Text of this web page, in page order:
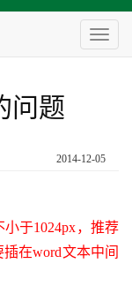
Nav2
问题
2014-12-05
小于1024px，推荐
插在word文本中间